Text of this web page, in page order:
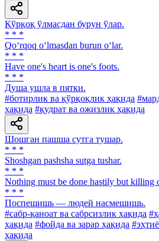
Қўрқоқ ўлмасдан бурун ўлар.
* * *
Qo‘rqoq o‘lmasdan burun o‘lar.
* * *
Have one's heart is one's foots.
* * *
Душа ушла в пятки.
#ботирлик ва қўрқоқлик ҳақида
ҳақида #қудрат ва ожизлик ҳақида
Шошган пашша сутга тушар.
* * *
Shoshgan pashsha sutga tushar.
* * *
Nothing must be done hastily but killing
* * *
Поспешишь — людей насмешишь.
#сабр-қаноат ва сабрсизлик ҳақида
ҳақида #фойда ва зарар ҳақида
ҳақида